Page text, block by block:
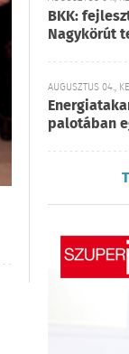
BKK:
Nagykörút
AUGUSZTUS 04.,
palotában